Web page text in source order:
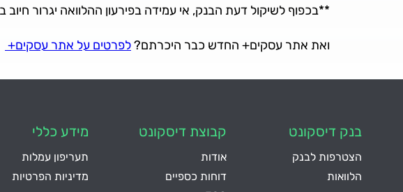
**בכפוף לשיקול דעת הבנק, אי עמידה בפירעון ההלוואה יגרור חיוב
ואת אתר עסקים+ החדש כבר היכרתם?לפרטים על אתר עסקים+
בנק דיסקונט
הצטרפות לבנק
הלוואות
קבוצת דיסקונט
אודות
דוחות כספיים
מידע כללי
תעריפון עמלות
מדיניות הפרטיות